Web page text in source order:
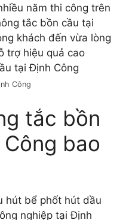
năm thi công trên
tắc bồn cầu tại
khách đến vừa lòng
trợ hiệu quả cao
Công
tắc bồn
bao
hút bể phốt hút dầu
nghiệp tại Định